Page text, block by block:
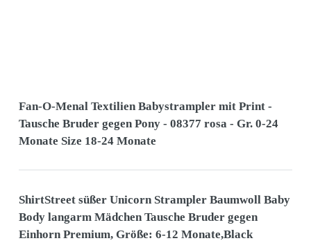
Fan-O-Menal Textilien Babystrampler mit Print -
Tausche Bruder gegen Pony - 08377 rosa - Gr. 0-24
Monate Size 18-24 Monate
ShirtStreet süßer Unicorn Strampler Baumwoll Baby
Body langarm Mädchen Tausche Bruder gegen
Einhorn Premium, Größe: 6-12 Monate,Black